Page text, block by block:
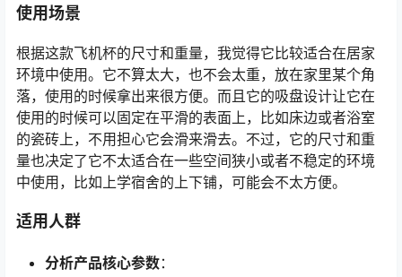
使用场景
根据这款飞机杯的尺寸和重量，我觉得它比较适合在居家
环境中使用。它不算太大，也不会太重，放在家里某个角
落，使用的时候拿出来很方便。而且它的吸盘设计让它在
使用的时候可以固定在平滑的表面上，比如床边或者浴室
的瓷砖上，不用担心它会滑来滑去。不过，它的尺寸和重
量也决定了它不太适合在一些空间狭小或者不稳定的环境
中使用，比如上学宿舍的上下铺，可能会不太方便。
适用人群
分析产品核心参数：